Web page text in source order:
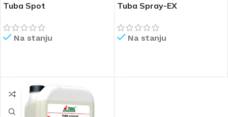
Tuba Spot
Na stanju
Tuba Spray-EX
Na stanju